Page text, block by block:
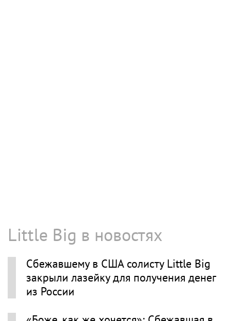
Little Big в новостях
Сбежавшему в США солисту Little Big
закрыли лазейку для получения денег
из России